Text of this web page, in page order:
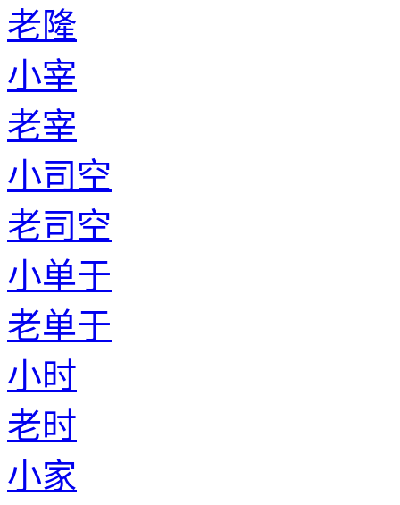
老隆
小宰
老宰
小司空
老司空
小单于
老单于
小时
老时
小家